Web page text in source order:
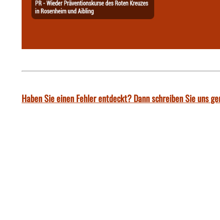
Haben Sie einen Fehler entdeckt? Dann schreiben Sie uns